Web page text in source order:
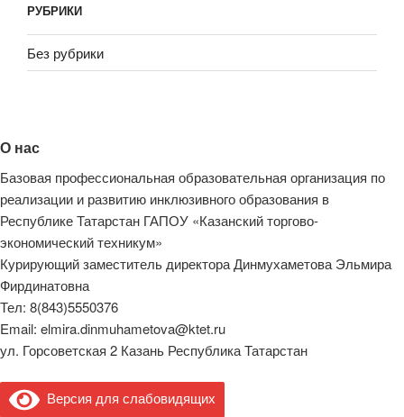
РУБРИКИ
Без рубрики
О нас
Базовая профессиональная образовательная организация по
реализации и развитию инклюзивного образования в
Республике Татарстан ГАПОУ «Казанский торгово-
экономический техникум»
Курирующий заместитель директора Динмухаметова Эльмира
Фирдинатовна
Тел: 8(843)5550376
Email: elmira.dinmuhametova@ktet.ru
ул. Горсоветская 2 Казань Республика Татарстан
Версия для слабовидящих